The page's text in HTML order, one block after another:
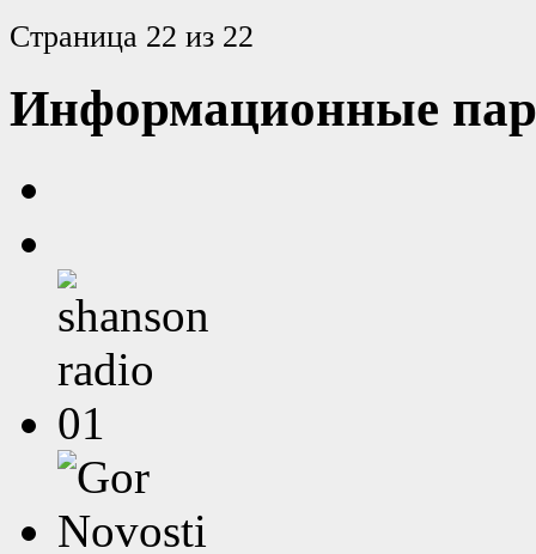
Страница 22 из 22
Информационные